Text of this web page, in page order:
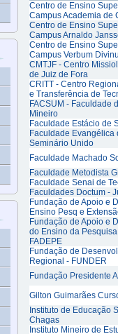
Centro de Ensino
Campus Academia de
Centro de Ensino
Campus Arnaldo
Centro de Ensino
Campus Verbum
CMTJF - Centro
de Juiz de Fora
CRITT - Centro
e Transferência de
FACSUM - Faculdade
Mineiro
Faculdade Estácio de
Faculdade Evangélica
Seminário Unido
Faculdade Machado
Faculdade Metodista
Faculdade Senai de
Faculdades Doctum -
Fundação de Apoio e
Ensino Pesq e
Fundação de Apoio e
do Ensino da
FADEPE
Fundação de
Regional - FUNDER
Fundação Presidente
Gilton Guimarães
Instituto de Educação
Chagas
Instituto Mineiro de